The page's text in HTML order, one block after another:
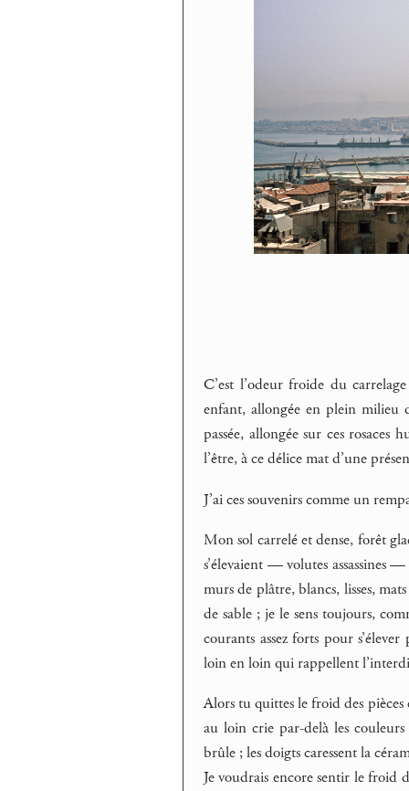
C’est l’odeur froide du
enfant, allongée en plein milieu
passée, allongée sur ces
l’être, à ce délice mat d’une
J’ai ces souvenirs comme un
Mon sol carrelé et dense, forêt
s’élevaient — volutes assassines
murs de plâtre, blancs, lisses,
de sable ; je le sens toujours,
courants assez forts pour
loin en loin qui rappellent
Alors tu quittes le froid des pièces
au loin crie par-delà les
brûle ; les doigts caressent la
Je voudrais encore sentir le froid